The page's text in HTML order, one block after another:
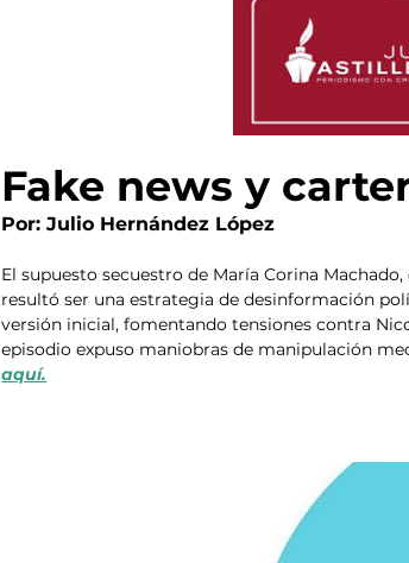
Fake news y
Por: Julio Hernández López
El supuesto secuestro de María Corina
resultó ser una estrategia de desinformación
versión inicial, fomentando tensiones contra
episodio expuso maniobras de manipulación
aquí.